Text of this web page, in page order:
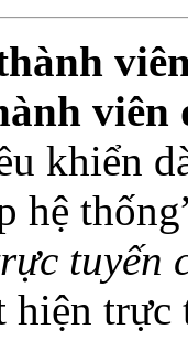
khiển
hệ
tuyến
hiện